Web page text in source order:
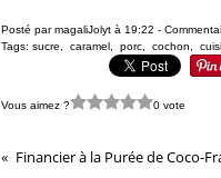
Posté par magaliJolyt à 19:22 -
Tags: sucre caramel porc cochon
Vous aimez ? 0 vote
Financier à la Purée de Coco-